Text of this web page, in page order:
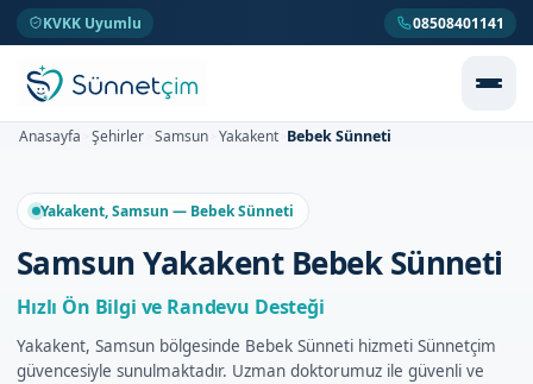
KVKK Uyumlu 08508401141
Anasayfa Şehirler Samsun Yakakent Bebek Sünneti
Yakakent, Samsun — Bebek Sünneti
Samsun Yakakent Bebek Sünneti
Hızlı Ön Bilgi ve Randevu Desteği
Yakakent, Samsun bölgesinde Bebek Sünneti hizmeti Sünnetçim
güvencesiyle sunulmaktadır. Uzman doktorumuz ile güvenli ve